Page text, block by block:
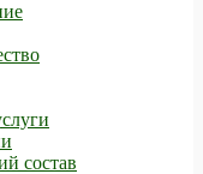
состав